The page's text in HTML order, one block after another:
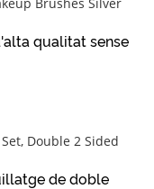
qualitat sense
de doble